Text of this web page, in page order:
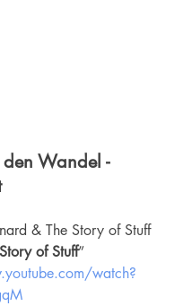
Wandel -
& The Story of Stuff
of Stuff”
watch?